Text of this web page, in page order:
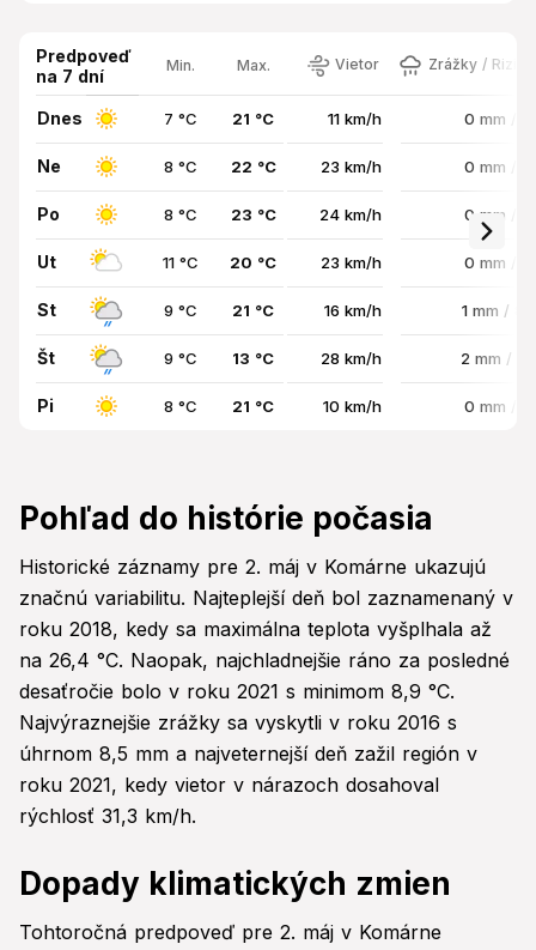
Predpoveď
na 7 dní
Min. Max. Vietor Zrážky /
Dnes 7 °C 21 °C 11 km/h 0 mm /
Ne 8 °C 22 °C 23 km/h 0 mm /
Po 8 °C 23 °C 24 km/h 0 mm /
Ut 11 °C 20 °C 23 km/h 0 mm /
St 9 °C 21 °C 16 km/h 1 mm /
Št 9 °C 13 °C 28 km/h 2 mm /
Pi 8 °C 21 °C 10 km/h 0 mm /
Pohľad do histórie počasia
Historické záznamy pre 2. máj v Komárne ukazujú
značnú variabilitu. Najteplejší deň bol zaznamenaný v
roku 2018, kedy sa maximálna teplota vyšplhala až
na 26,4 °C. Naopak, najchladnejšie ráno za posledné
desaťročie bolo v roku 2021 s minimom 8,9 °C.
Najvýraznejšie zrážky sa vyskytli v roku 2016 s
úhrnom 8,5 mm a najveternejší deň zažil región v
roku 2021, kedy vietor v nárazoch dosahoval
rýchlosť 31,3 km/h.
Dopady klimatických zmien
Tohtoročná predpoveď pre 2. máj v Komárne